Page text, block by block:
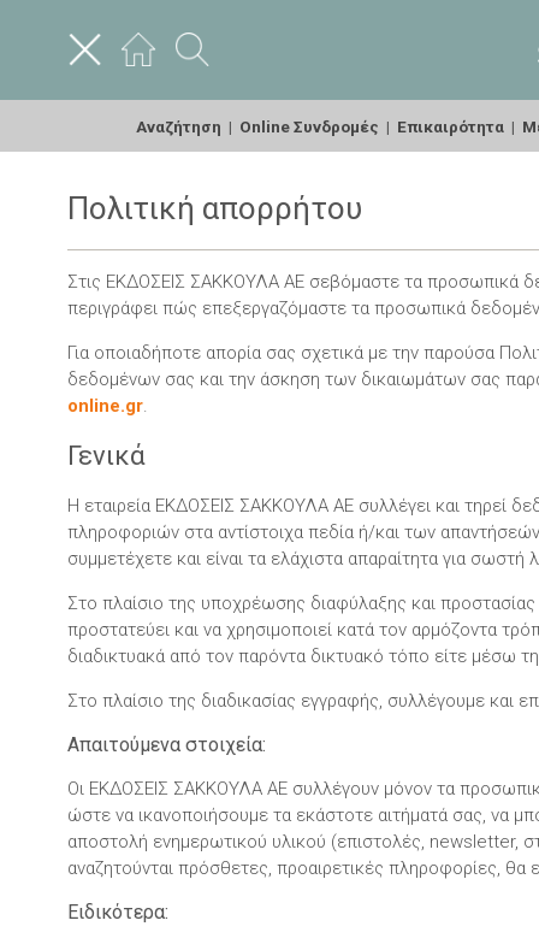
Αναζήτηση | Online Συνδρομές | Επικαιρότητα |
Πολιτική απορρήτου
Στις ΕΚΔΟΣΕΙΣ ΣΑΚΚΟΥΛΑ ΑΕ σεβόμαστε τα προσωπικά
περιγράφει πώς επεξεργαζόμαστε τα προσωπικά
Για οποιαδήποτε απορία σας σχετικά με την παρούσα
δεδομένων σας και την άσκηση των δικαιωμάτων σας
online.gr.
Γενικά
Η εταιρεία ΕΚΔΟΣΕΙΣ ΣΑΚΚΟΥΛΑ ΑΕ συλλέγει και τηρεί
πληροφοριών στα αντίστοιχα πεδία ή/και των
συμμετέχετε και είναι τα ελάχιστα απαραίτητα για
Στο πλαίσιο της υποχρέωσης διαφύλαξης και
προστατεύει και να χρησιμοποιεί κατά τον αρμόζοντα
διαδικτυακά από τον παρόντα δικτυακό τόπο είτε μέσω
Στο πλαίσιο της διαδικασίας εγγραφής, συλλέγουμε και
Απαιτούμενα στοιχεία:
Οι ΕΚΔΟΣΕΙΣ ΣΑΚΚΟΥΛΑ ΑΕ συλλέγουν μόνον τα
ώστε να ικανοποιήσουμε τα εκάστοτε αιτήματά σας, να
αποστολή ενημερωτικού υλικού (επιστολές, newsletter,
αναζητούνται πρόσθετες, προαιρετικές πληροφορίες,
Ειδικότερα: